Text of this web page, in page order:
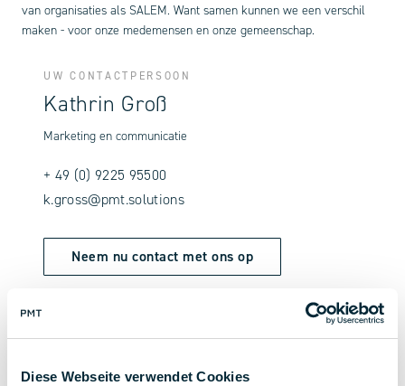
Diese Webseite verwendet Cookies
van organisaties als SALEM. Want samen kunnen we een verschil
maken - voor onze medemensen en onze gemeenschap.
UW CONTACTPERSOON
Kathrin Groß
Marketing en communicatie
+ 49 (0) 9225 95500
k.gross@pmt.solutions
Neem nu contact met ons op